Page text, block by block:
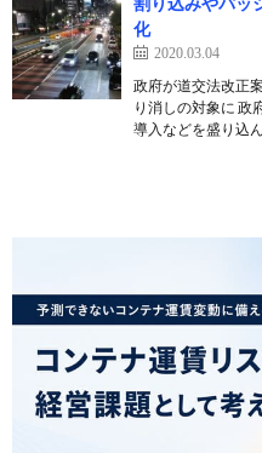
化
2020.03.04
政府が道交法改正
り消しの対象に 政
導入などを盛り込